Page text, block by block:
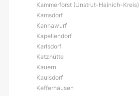
Kammerforst (Unstrut-Hainich-Kreis)
Kamsdorf
Kannawurf
Kapellendorf
Karlsdorf
Katzhütte
Kauern
Kaulsdorf
Kefferhausen